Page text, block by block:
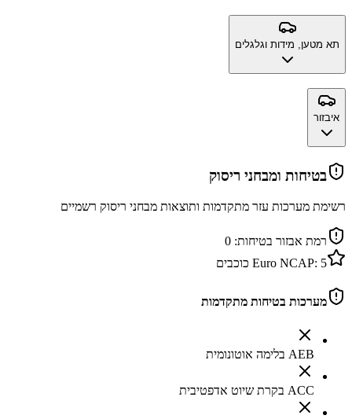
תא מטען, מידות וגלגלים
איבזור
בטיחות ומבחני ריסוק
רשימת מערכות עזר מתקדמות ותוצאות מבחני ריסוק רשמיים
רמת אבזור בטיחות: 0
Euro NCAP: 5 כוכבים
מערכות בטיחות מתקדמות
AEB בלימה אוטונומית
ACC בקרת שיוט אדפטיבית